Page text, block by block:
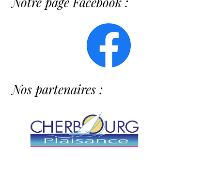
Nos partenaires :